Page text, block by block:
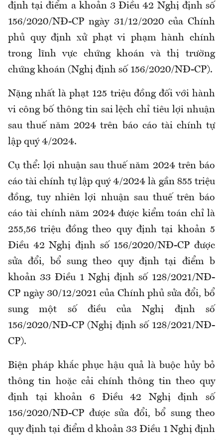
định tại điểm a khoản 3 Điều 42 Nghị định số
156/2020/NĐ-CP ngày 31/12/2020 của Chính
phủ quy định xử phạt vi phạm hành chính
trong lĩnh vực chứng khoán và thị trường
chứng khoán (Nghị định số 156/2020/NĐ-CP).
Nặng nhất là phạt 125 triệu đồng đối với hành
vi công bố thông tin sai lệch chỉ tiêu lợi nhuận
sau thuế năm 2024 trên báo cáo tài chính tự
lập quý 4/2024.
Cụ thể: lợi nhuận sau thuế năm 2024 trên báo
cáo tài chính tự lập quý 4/2024 là gần 855 triệu
đồng, tuy nhiên lợi nhuận sau thuế trên báo
cáo tài chính năm 2024 được kiểm toán chỉ là
255,56 triệu đồng theo quy định tại khoản 5
Điều 42 Nghị định số 156/2020/NĐ-CP được
sửa đổi, bổ sung theo quy định tại điểm b
khoản 33 Điều 1 Nghị định số 128/2021/NĐ-
CP ngày 30/12/2021 của Chính phủ sửa đổi, bổ
sung một số điều của Nghị định số
156/2020/NĐ-CP (Nghị định số 128/2021/NĐ-
CP).
Biện pháp khắc phục hậu quả là buộc hủy bỏ
thông tin hoặc cải chính thông tin theo quy
định tại khoản 6 Điều 42 Nghị định số
156/2020/NĐ-CP được sửa đổi, bổ sung theo
quy định tại điểm d khoản 33 Điều 1 Nghị định